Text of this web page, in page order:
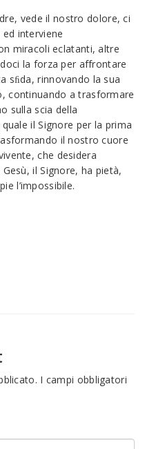
vede il nostro dolore, ci
interviene
miracoli eclatanti, altre
la forza per affrontare
sﬁda, rinnovando la sua
continuando a trasformare
sulla scia della
il Signore per la prima
il nostro cuore
che desidera
il Signore, ha pietà,
l’impossibile.
I campi obbligatori